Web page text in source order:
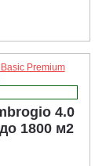
4.0
1800 м2